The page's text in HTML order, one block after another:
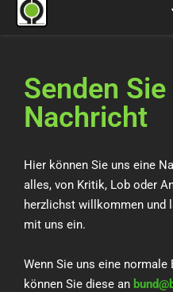
Senden
Nachricht
Hier können Sie uns eine
alles, von Kritik, Lob oder
herzlichst willkommen und
mit uns ein.
Wenn Sie uns eine
können Sie diese an